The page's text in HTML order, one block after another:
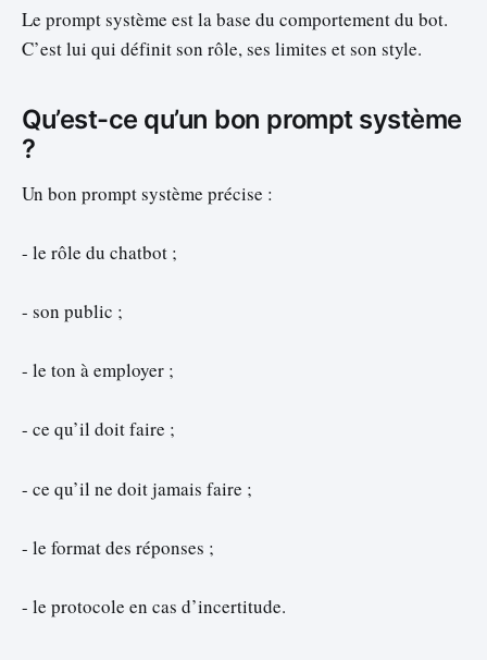
Le prompt système est la base du comportement du bot.
C’est lui qui définit son rôle, ses limites et son style.
Qu’est-ce qu’un bon prompt système
?
Un bon prompt système précise :
- le rôle du chatbot ;
- son public ;
- le ton à employer ;
- ce qu’il doit faire ;
- ce qu’il ne doit jamais faire ;
- le format des réponses ;
- le protocole en cas d’incertitude.